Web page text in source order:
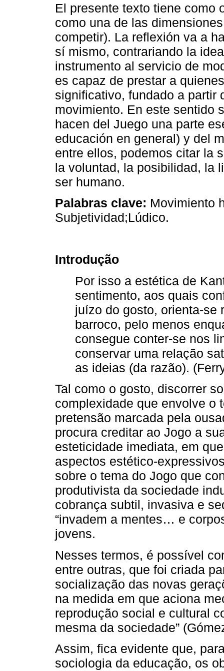
El presente texto tiene como
como una de las
competir). La reflexión va a
sí mismo, contrariando la
instrumento al servicio de
es capaz de prestar a
significativo, fundado a partir
movimiento. En este sentido
hacen del Juego una parte
educación en general) y del
entre ellos, podemos citar la
la voluntad, la posibilidad, la
ser humano.
Palabras clave: Movimiento
Subjetividad;Lúdico.
Introdução
Por isso a estética de
sentimento, aos quais
juízo do gosto, orienta-se
barroco, pelo menos
consegue conter-se nos
conservar uma relação
as ideias (da razão).
Tal como o gosto, discorrer
complexidade que envolve o
pretensão marcada pela
procura creditar ao Jogo a
esteticidade imediata, em
aspectos estético-
sobre o tema do Jogo que
produtivista da sociedade
cobrança subtil, invasiva e
“invadem a mentes… e
jovens.
Nesses termos, é possível
entre outras, que foi criada
socialização das novas
na medida em que aciona
reprodução social e cultural
mesma da sociedade”
Assim, fica evidente que,
sociologia da educação, os